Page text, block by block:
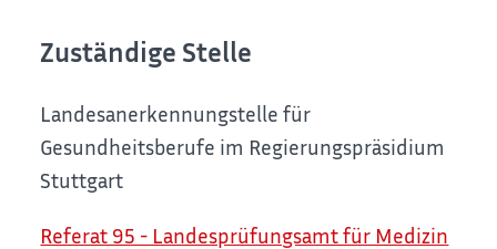
Zuständige Stelle
Landesanerkennungstelle für
Gesundheitsberufe im Regierungspräsidium
Stuttgart
Referat 95 - Landesprüfungsamt für Medizin